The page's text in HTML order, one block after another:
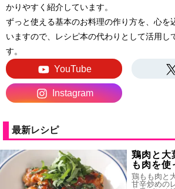
かりやすく紹介しています。
ずっと使える基本のお料理の作り方を、心を
いますので、レシピ本の代わりとして活用し
す。
YouTube
Instagram
最新レシピ
鶏肉と大
も肉を使
鶏もも肉と
甘辛炒めの